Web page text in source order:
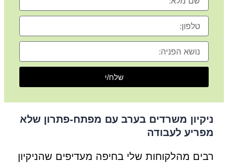
מלא
טלפון
נושא
הפניה
שלח/י
ניקיון משרדים בערב עם מפתח-פתרון שלא
מפריע לעבודה
רבים מהלקוחות שלי בחיפה מעדיפים שהניקיון